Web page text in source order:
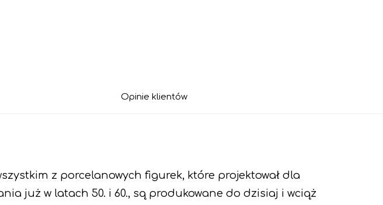
Opinie klientów
z porcelanowych figurek, które projektował dla
już w latach 50. i 60., są produkowane do dzisiaj i wciąż